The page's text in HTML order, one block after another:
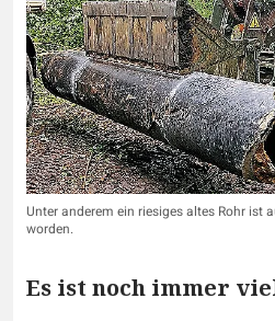
Unter anderem ein riesiges altes Rohr ist
worden.
Es ist noch immer